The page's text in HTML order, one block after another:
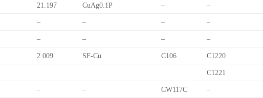
21.197 CuAg0.1P – –
– – – –
– – – –
2.009 SF-Cu C106 C1220
C1221
– – CW117C –